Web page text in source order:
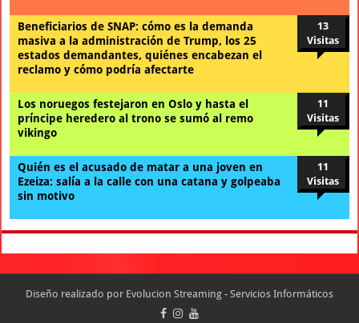
Beneficiarios de SNAP: cómo es la demanda
masiva a la administración de Trump, los 25
estados demandantes, quiénes encabezan el
reclamo y cómo podría afectarte
13
Visitas
Los noruegos festejaron en Oslo y hasta el
príncipe heredero al trono se sumó al remo
vikingo
11
Visitas
Quién es el acusado de matar a una joven en
Ezeiza: salía a la calle con una catana y golpeaba
sin motivo
11
Visitas
Diseño realizado por Evolucion Streaming - Servicios Informáticos